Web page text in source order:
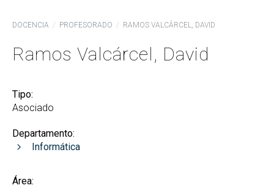
DOCENCIA PROFESORADO RAMOS VALCÁRCEL, DAVID
Ramos Valcárcel, David
Tipo:
Asociado
Departamento:
Informática
Área: